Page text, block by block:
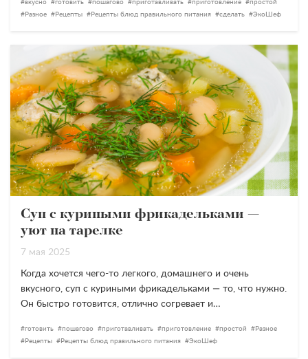
вкусно готовить пошагово приготавливать приготовление
простой
Разное
Рецепты Рецепты блюд правильного питания сделать ЭкоШеф
Суп с куриными фрикадельками —
уют на тарелке
7 мая 2025
Когда хочется чего-то легкого, домашнего и очень
вкусного, суп с куриными фрикадельками — то, что нужно.
Он быстро готовится, отлично согревает и…
готовить пошагово приготавливать приготовление простой
Разное
Рецепты
Рецепты блюд правильного питания ЭкоШеф